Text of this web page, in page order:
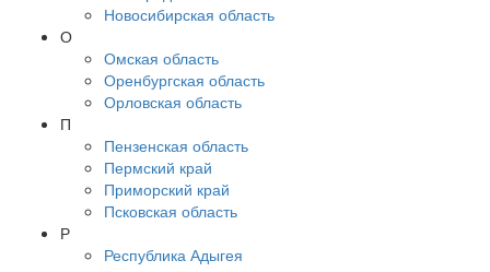
Новосибирская область
О
Омская область
Оренбургская область
Орловская область
П
Пензенская область
Пермский край
Приморский край
Псковская область
Р
Республика Адыгея